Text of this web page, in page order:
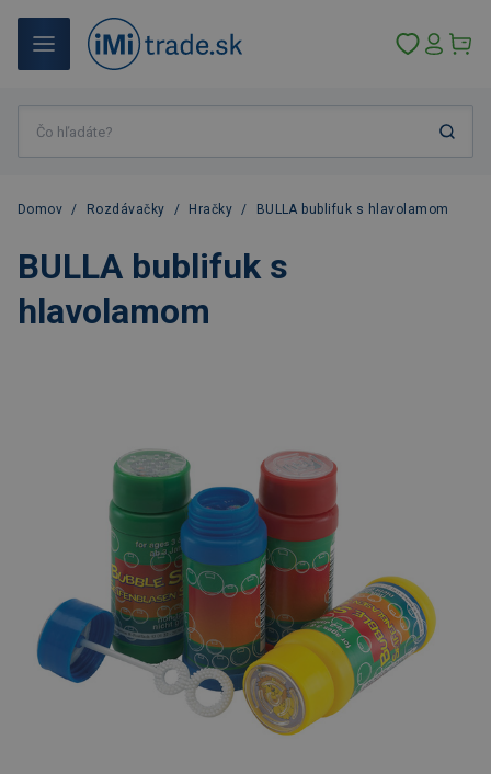
Domov / Rozdávačky / Hračky / BULLA bublifuk s hlavolamom
BULLA bublifuk s
hlavolamom